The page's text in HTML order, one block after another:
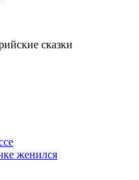
сказки
женился